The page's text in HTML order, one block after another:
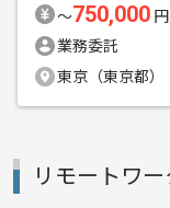
精算・お支払い
〜750,000
業務委託
東京（東京都）
リモートワ